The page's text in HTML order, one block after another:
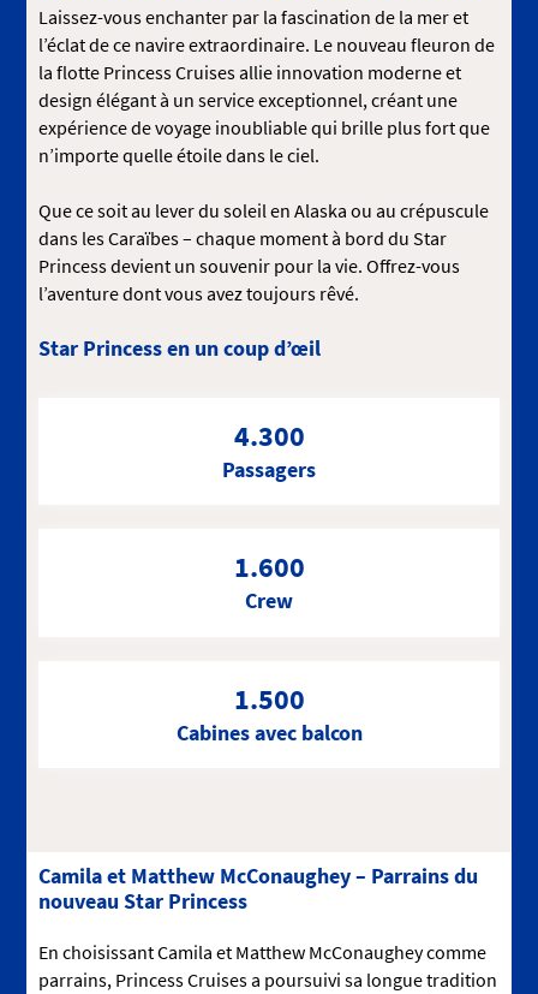
Laissez-vous enchanter par la fascination de la mer et
l’éclat de ce navire extraordinaire. Le nouveau fleuron de
la flotte Princess Cruises allie innovation moderne et
design élégant à un service exceptionnel, créant une
expérience de voyage inoubliable qui brille plus fort que
n’importe quelle étoile dans le ciel.
Que ce soit au lever du soleil en Alaska ou au crépuscule
dans les Caraïbes – chaque moment à bord du Star
Princess devient un souvenir pour la vie. Offrez-vous
l’aventure dont vous avez toujours rêvé.
Star Princess en un coup d’œil
4.300
Passagers
1.600
Crew
1.500
Cabines avec balcon
Camila et Matthew McConaughey – Parrains du
nouveau Star Princess
En choisissant Camila et Matthew McConaughey comme
parrains, Princess Cruises a poursuivi sa longue tradition